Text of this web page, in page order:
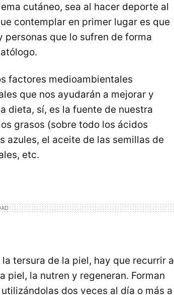
cutáneo, sea al hacer deporte al
contemplar en primer lugar es que
que lo sufren de forma
factores medioambientales
que nos ayudarán a mejorar y
dieta, sí, es la fuente de nuestra
grasos (sobre todo los ácidos
azules, el aceite de las semillas de
etc.
tersura de la piel, hay que recurrir a
piel, la nutren y regeneran. Forman
dos veces al día o más a